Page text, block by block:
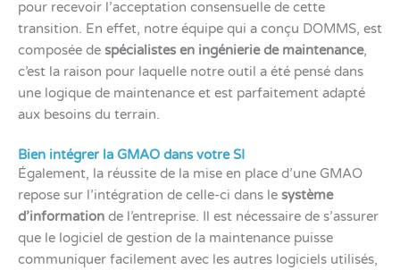
pour recevoir l’acceptation consensuelle de cette
transition. En effet, notre équipe qui a conçu DOMMS, est
composée de spécialistes en ingénierie de maintenance,
c’est la raison pour laquelle notre outil a été pensé dans
une logique de maintenance et est parfaitement adapté
aux besoins du terrain.
Bien intégrer la GMAO dans votre SI
Également, la réussite de la mise en place d’une GMAO
repose sur l’intégration de celle-ci dans le système
d’information de l’entreprise. Il est nécessaire de s’assurer
que le logiciel de gestion de la maintenance puisse
communiquer facilement avec les autres logiciels utilisés,